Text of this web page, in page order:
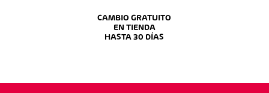
CAMBIO GRATUITO
EN TIENDA
HASTA 30 DÍAS